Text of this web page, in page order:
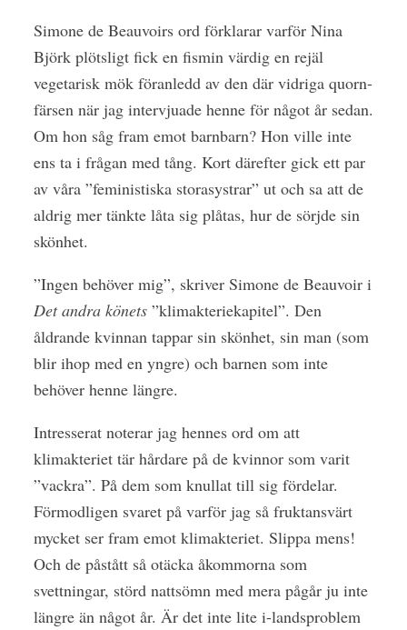
Simone de Beauvoirs ord förklarar varför Nina
Björk plötsligt fick en fismin värdig en rejäl
vegetarisk mök föranledd av den där vidriga quorn-
färsen när jag intervjuade henne för något år sedan.
Om hon såg fram emot barnbarn? Hon ville inte
ens ta i frågan med tång. Kort därefter gick ett par
av våra ”feministiska storasystrar” ut och sa att de
aldrig mer tänkte låta sig plåtas, hur de sörjde sin
skönhet.
”Ingen behöver mig”, skriver Simone de Beauvoir i
Det andra könets”klimakteriekapitel”. Den
åldrande kvinnan tappar sin skönhet, sin man (som
blir ihop med en yngre) och barnen som inte
behöver henne längre.
Intresserat noterar jag hennes ord om att
klimakteriet tär hårdare på de kvinnor som varit
”vackra”. På dem som knullat till sig fördelar.
Förmodligen svaret på varför jag så fruktansvärt
mycket ser fram emot klimakteriet. Slippa mens!
Och de påstått så otäcka åkommorna som
svettningar, störd nattsömn med mera pågår ju inte
längre än något år. Är det inte lite i-landsproblem